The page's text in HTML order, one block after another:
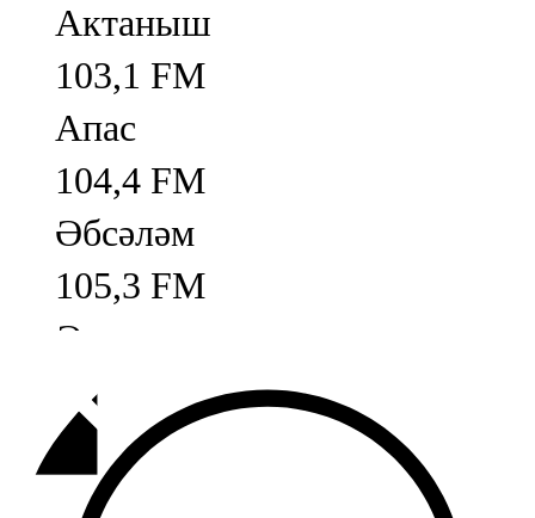
Актаныш
103,1 FM
Апас
104,4 FM
Әбсәләм
105,3 FM
Әлмәт
92,9 FM
Базарлы матак
107,1 FM